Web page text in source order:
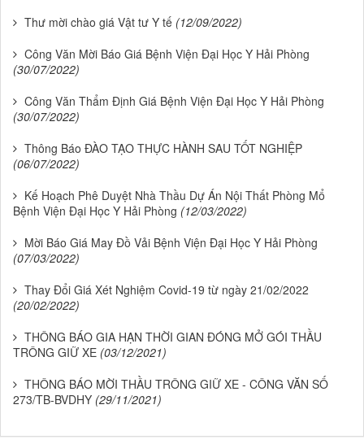
Thư mời chào giá Vật tư Y tế (12/09/2022)
Công Văn Mời Báo Giá Bệnh Viện Đại Học Y Hải Phòng
(30/07/2022)
Công Văn Thẩm Định Giá Bệnh Viện Đại Học Y Hải Phòng
(30/07/2022)
Thông Báo ĐÀO TẠO THỰC HÀNH SAU TỐT NGHIỆP
(06/07/2022)
Kế Hoạch Phê Duyệt Nhà Thầu Dự Án Nội Thất Phòng Mổ
Bệnh Viện Đại Học Y Hải Phòng (12/03/2022)
Mời Báo Giá May Đồ Vải Bệnh Viện Đại Học Y Hải Phòng
(07/03/2022)
Thay Đổi Giá Xét Nghiệm Covid-19 từ ngày 21/02/2022
(20/02/2022)
THÔNG BÁO GIA HẠN THỜI GIAN ĐÓNG MỞ GÓI THẦU
TRÔNG GIỮ XE (03/12/2021)
THÔNG BÁO MỜI THẦU TRÔNG GIỮ XE - CÔNG VĂN SỐ
273/TB-BVDHY (29/11/2021)